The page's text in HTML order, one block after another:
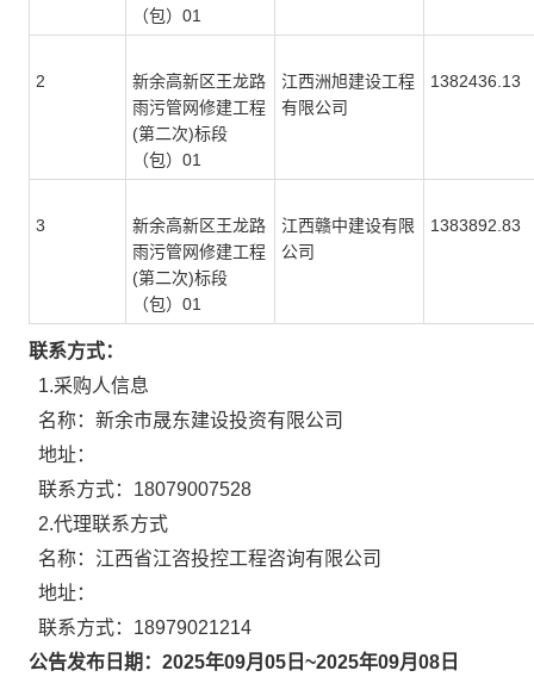
（包）01
2
新余高新区王龙路
雨污管网修建工程
(第二次)标段
（包）01
江西洲旭建设工程
有限公司
1382436.13
3
新余高新区王龙路
雨污管网修建工程
(第二次)标段
（包）01
江西赣中建设有限
公司
1383892.83
联系方式：
1.采购人信息
名称：新余市晟东建设投资有限公司
地址：
联系方式：18079007528
2.代理联系方式
名称：江西省江咨投控工程咨询有限公司
地址：
联系方式：18979021214
公告发布日期：2025年09月05日~2025年09月08日